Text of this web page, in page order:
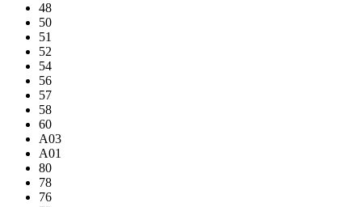
48
50
51
52
54
56
57
58
60
A03
A01
80
78
76